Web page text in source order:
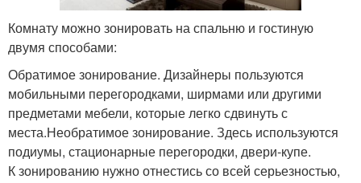
Комнату можно зонировать на спальню и гостиную
двумя способами:
Обратимое зонирование. Дизайнеры пользуются
мобильными перегородками, ширмами или другими
предметами мебели, которые легко сдвинуть с
места.Необратимое зонирование. Здесь используются
подиумы, стационарные перегородки, двери-купе.
К зонированию нужно отнестись со всей серьезностью,